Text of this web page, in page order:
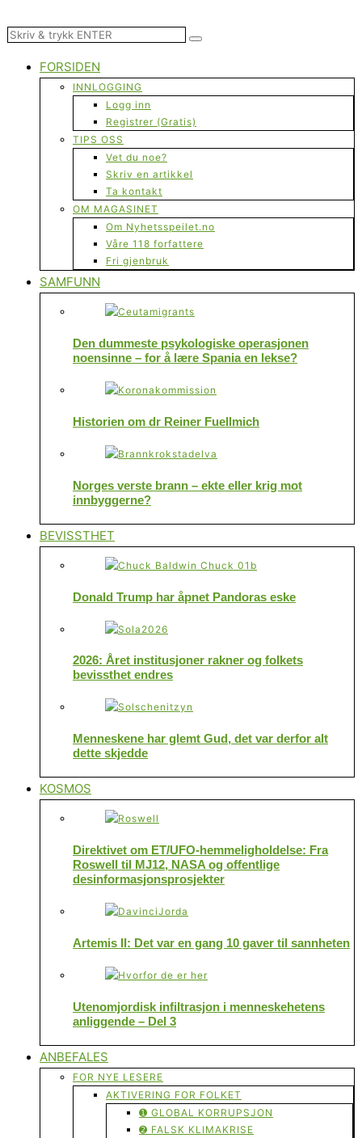
FORSIDEN
INNLOGGING
Logg inn
Registrer (Gratis)
TIPS OSS
Vet du noe?
Skriv en artikkel
Ta kontakt
OM MAGASINET
Om Nyhetsspeilet.no
Våre 118 forfattere
Fri gjenbruk
SAMFUNN
Den dummeste psykologiske operasjonen
noensinne – for å lære Spania en lekse?
Historien om dr Reiner Fuellmich
Norges verste brann – ekte eller krig mot
innbyggerne?
BEVISSTHET
Donald Trump har åpnet Pandoras eske
2026: Året institusjoner rakner og folkets
bevissthet endres
Menneskene har glemt Gud, det var derfor alt
dette skjedde
KOSMOS
Direktivet om ET/UFO-hemmeligholdelse: Fra
Roswell til MJ12, NASA og offentlige
desinformasjonsprosjekter
Artemis II: Det var en gang 10 gaver til sannheten
Utenomjordisk infiltrasjon i menneskehetens
anliggende – Del 3
ANBEFALES
FOR NYE LESERE
AKTIVERING FOR FOLKET
➊ GLOBAL KORRUPSJON
➋ FALSK KLIMAKRISE